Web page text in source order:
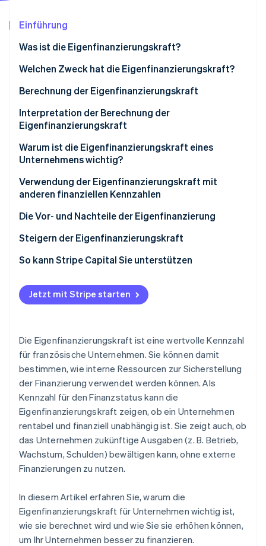
Atlas
Start-up-Gründung
Climate
Online-Identitätsprüfung
Stripe-Sessions 2026
Jetzt ansehen
Stripe App-Marktplatz
Einführung
Was ist die Eigenfinanzierungskraft?
Was ist der Unterschied zwischen
Eigenfinanzierungskraft und
Bruttobetriebsüberschuss?
Was ist der Unterschied zwischen
Eigenfinanzierungskraft und Eigenfinanzierung?
Welchen Zweck hat die Eigenfinanzierungskraft?
Berechnung der Eigenfinanzierungskraft
Wichtige Berechnungen
Interpretation der Berechnung der
Eigenfinanzierungskraft
Was ist ein guter Wert für die
Eigenfinanzierungskraft?
Warum ist die Eigenfinanzierungskraft eines
Unternehmens wichtig?
Verwendung der Eigenfinanzierungskraft mit
anderen finanziellen Kennzahlen
Die Vor- und Nachteile der Eigenfinanzierung
Steigern der Eigenfinanzierungskraft
So kann Stripe Capital Sie unterstützen
Jetzt mit Stripe starten
Die Eigenfinanzierungskraft ist eine wertvolle Kennzahl
für französische Unternehmen. Sie können damit
bestimmen, wie interne Ressourcen zur Sicherstellung
der Finanzierung verwendet werden können. Als
Kennzahl für den Finanzstatus kann die
Eigenfinanzierungskraft zeigen, ob ein Unternehmen
rentabel und finanziell unabhängig ist. Sie zeigt auch, ob
das Unternehmen zukünftige Ausgaben (z. B. Betrieb,
Wachstum, Schulden) bewältigen kann, ohne externe
Finanzierungen zu nutzen.
In diesem Artikel erfahren Sie, warum die
Eigenfinanzierungskraft für Unternehmen wichtig ist,
wie sie berechnet wird und wie Sie sie erhöhen können,
um Ihr Unternehmen besser zu finanzieren.